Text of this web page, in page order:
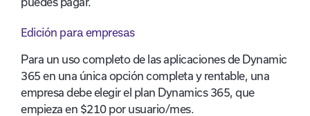
Edición para empresas
Para un uso completo de las aplicaciones de Dynamic
365 en una única opción completa y rentable, una
empresa debe elegir el plan Dynamics 365, que
empieza en $210 por usuario/mes.